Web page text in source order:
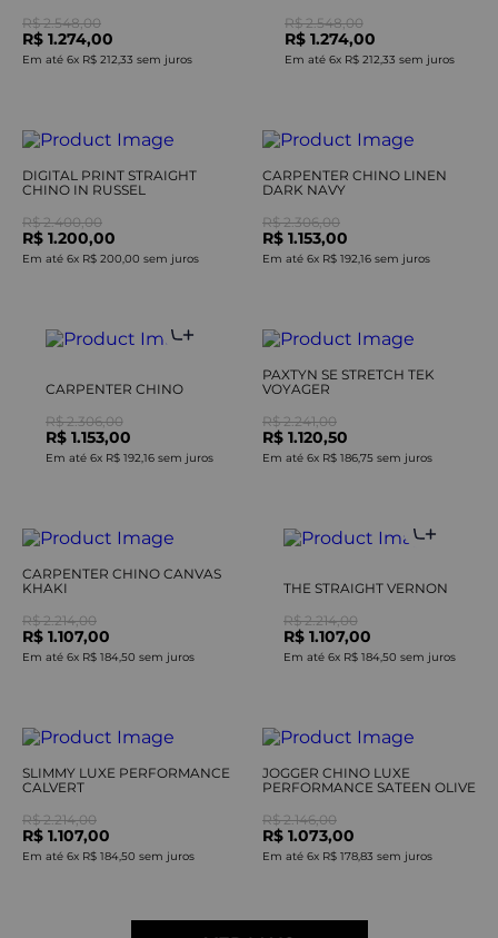
R$ 2.548,00
R$ 1.274,00
Em até 6x R$ 212,33 sem juros
R$ 2.548,00
R$ 1.274,00
Em até 6x R$ 212,33 sem juros
DIGITAL PRINT STRAIGHT
CHINO IN RUSSEL
R$ 2.400,00
R$ 1.200,00
Em até 6x R$ 200,00 sem juros
CARPENTER CHINO LINEN
DARK NAVY
R$ 2.306,00
R$ 1.153,00
Em até 6x R$ 192,16 sem juros
CARPENTER CHINO
R$ 2.306,00
R$ 1.153,00
Em até 6x R$ 192,16sem juros
PAXTYN SE STRETCH TEK
VOYAGER
R$ 2.241,00
R$ 1.120,50
Em até 6x R$ 186,75 sem juros
CARPENTER CHINO CANVAS
KHAKI
R$ 2.214,00
R$ 1.107,00
Em até 6x R$ 184,50 sem juros
THE STRAIGHT VERNON
R$ 2.214,00
R$ 1.107,00
Em até 6x R$ 184,50 sem juros
SLIMMY LUXE PERFORMANCE
CALVERT
R$ 2.214,00
R$ 1.107,00
Em até 6x R$ 184,50 sem juros
JOGGER CHINO LUXE
PERFORMANCE SATEEN OLIVE
R$ 2.146,00
R$ 1.073,00
Em até 6x R$ 178,83 sem juros